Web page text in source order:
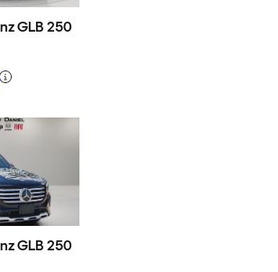
GLB 250
GLB 250